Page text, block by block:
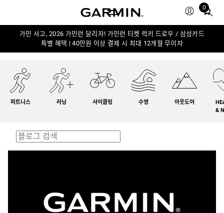
0
Total
in
가민 사고, 2026 가민런 달리자! 가민런 티켓 럭키 드로우 / 삼성카드
특별 혜택 | 40만원 이상 결제 시 최대 12개월 무이자
피트니스 러닝 사이클링 수영 아웃도어
&